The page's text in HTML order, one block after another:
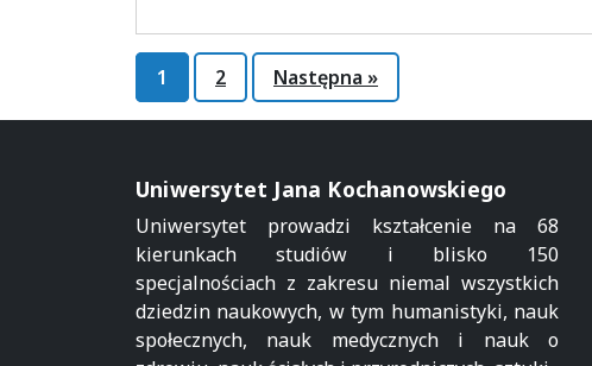
Stronicowanie
wpisów
1 2 Następna »
Uniwersytet Jana Kochanowskiego
Uniwersytet prowadzi kształcenie na 68
kierunkach studiów i blisko 150
specjalnościach z zakresu niemal wszystkich
dziedzin naukowych, w tym humanistyki, nauk
społecznych, nauk medycznych i nauk o